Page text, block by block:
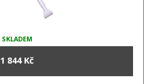
SKLADEM
1 844 Kč